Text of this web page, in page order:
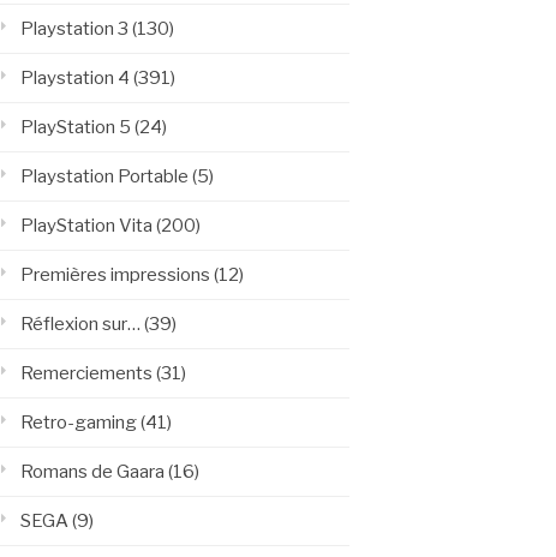
Playstation 3 (130)
Playstation 4 (391)
PlayStation 5 (24)
Playstation Portable (5)
PlayStation Vita (200)
Premières impressions (12)
Réflexion sur… (39)
Remerciements (31)
Retro-gaming(41)
Romans de Gaara (16)
SEGA (9)